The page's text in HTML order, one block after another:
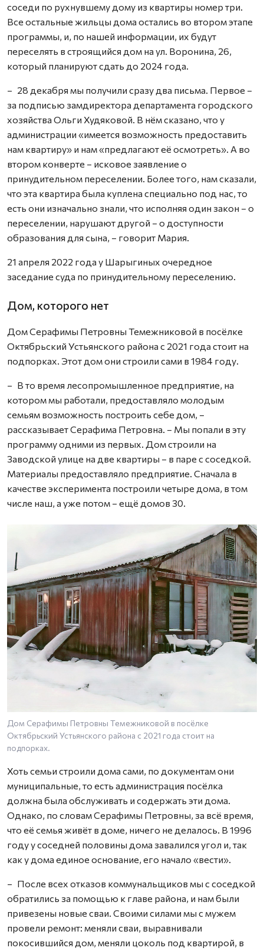
соседи по рухнувшему дому из квартиры номер три.
Все остальные жильцы дома остались во втором этапе
программы, и, по нашей информации, их будут
переселять в строящийся дом на ул. Воронина, 26,
который планируют сдать до 2024 года.
– 28 декабря мы получили сразу два письма. Первое –
за подписью замдиректора департамента городского
хозяйства Ольги Худяковой. В нём сказано, что у
администрации «имеется возможность предоставить
нам квартиру» и нам «предлагают её осмотреть». А во
втором конверте – исковое заявление о
принудительном переселении. Более того, нам сказали,
что эта квартира была куплена специально под нас, то
есть они изначально знали, что исполняя один закон – о
переселении, нарушают другой – о доступности
образования для сына, – говорит Мария.
21 апреля 2022 года у Шарыгиных очередное
заседание суда по принудительному переселению.
Дом, которого нет
Дом Серафимы Петровны Темежниковой в посёлке
Октябрьский Устьянского района с 2021 года стоит на
подпорках. Этот дом они строили сами в 1984 году.
– В то время лесопромышленное предприятие, на
котором мы работали, предоставляло молодым
семьям возможность построить себе дом, –
рассказывает Серафима Петровна. – Мы попали в эту
программу одними из первых. Дом строили на
Заводской улице на две квартиры – в паре с соседкой.
Материалы предоставляло предприятие. Сначала в
качестве эксперимента построили четыре дома, в том
числе наш, а уже потом – ещё домов 30.
Дом Серафимы Петровны Темежниковой в посёлке
Октябрьский Устьянского района с 2021 года стоит на
подпорках.
Хоть семьи строили дома сами, по документам они
муниципальные, то есть администрация посёлка
должна была обслуживать и содержать эти дома.
Однако, по словам Серафимы Петровны, за всё время,
что её семья живёт в доме, ничего не делалось. В 1996
году у соседней половины дома завалился угол и, так
как у дома единое основание, его начало «вести».
– После всех отказов коммунальщиков мы с соседкой
обратились за помощью к главе района, и нам были
привезены новые сваи. Своими силами мы с мужем
провели ремонт: меняли сваи, выравнивали
покосившийся дом, меняли цоколь под квартирой, в